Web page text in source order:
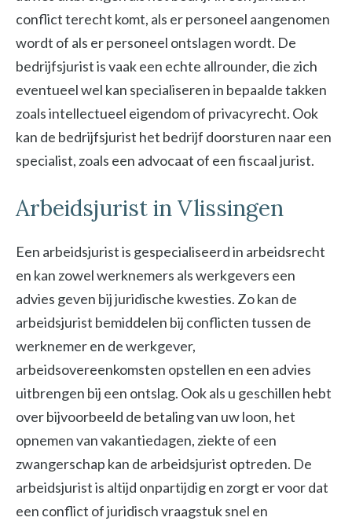
conflict terecht komt, als er personeel aangenomen
wordt of als er personeel ontslagen wordt. De
bedrijfsjurist is vaak een echte allrounder, die zich
eventueel wel kan specialiseren in bepaalde takken
zoals intellectueel eigendom of privacyrecht. Ook
kan de bedrijfsjurist het bedrijf doorsturen naar een
specialist, zoals een advocaat of een fiscaal jurist.
Arbeidsjurist in Vlissingen
Een arbeidsjurist is gespecialiseerd in arbeidsrecht
en kan zowel werknemers als werkgevers een
advies geven bij juridische kwesties. Zo kan de
arbeidsjurist bemiddelen bij conflicten tussen de
werknemer en de werkgever,
arbeidsovereenkomsten opstellen en een advies
uitbrengen bij een ontslag. Ook als u geschillen hebt
over bijvoorbeeld de betaling van uw loon, het
opnemen van vakantiedagen, ziekte of een
zwangerschap kan de arbeidsjurist optreden. De
arbeidsjurist is altijd onpartijdig en zorgt er voor dat
een conflict of juridisch vraagstuk snel en